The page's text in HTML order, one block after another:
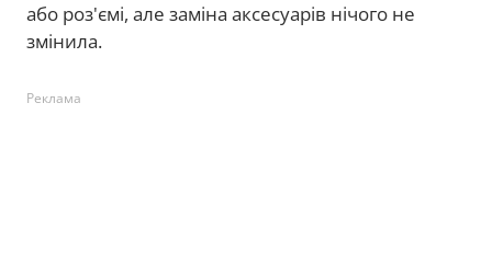
або роз'ємі, але заміна аксесуарів нічого не
змінила.
Реклама